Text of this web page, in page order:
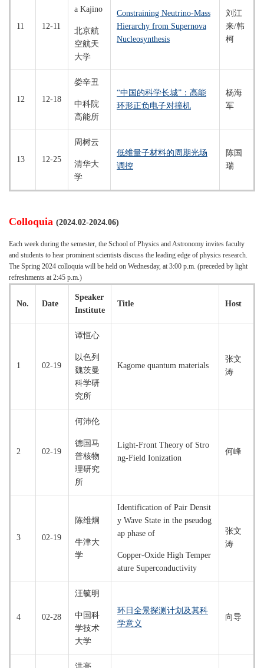
11 12-11
a Kajino
北京航
空航天
大学
Constraining Neutrino-Mass
Hierarchy from Supernova
Nucleosynthesis
刘江
来/韩
柯
12 12-18
娄辛丑
中科院
高能所
“中国的科学长城”：高能
环形正负电子对撞机
杨海
军
13 12-25
周树云
清华大
学
低维量子材料的周期光场
调控
陈国
瑞
Colloquia (2024.02-2024.06)
Each week during the semester, the School of Physics and Astronomy invites faculty
and students to hear prominent scientists discuss the leading edge of physics research.
The Spring 2024 colloquia will be held on Wednesday, at 3:00 p.m. (preceded by light
refreshments at 2:45 p.m.)
No. Date
Speaker
Institute
Title Host
1 02-19
谭恒心
以色列
魏茨曼
科学研
究所
Kagome quantum materials
张文
涛
2 02-19
何沛伦
德国马
普核物
理研究
所
Light-Front Theory of Stro
ng-Field Ionization
何峰
3 02-19
陈维炯
牛津大
学
Identification of Pair Densit
y Wave State in the pseudog
ap phase of
Copper-Oxide High Temper
ature Superconductivity
张文
涛
4 02-28
汪毓明
中国科
学技术
大学
环日全景探测计划及其科
学意义
向导